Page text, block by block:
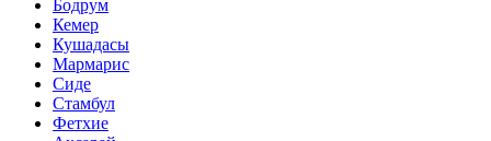
Бодрум
Кемер
Кушадасы
Мармарис
Сиде
Стамбул
Фетхие